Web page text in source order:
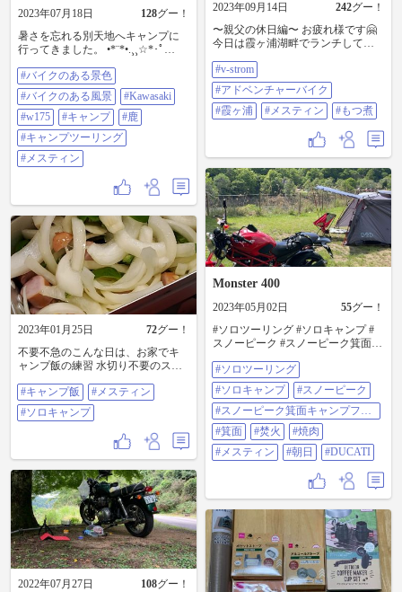
🤢 今まで会社の健康診断で引っか
かることなんて無かったもんだか
らショックだわぁ😱 身長も縮ん
で…これがアラフィフってヤツか
ぁ😮‍💨 気持ちは『永遠の27歳』なん
だけど…流石にもう通用しなそう
だなぁ🤔 まぁクヨクヨしてもしょ
うがねえ、やりたいことやって早
死したほうが性に合ってるかな😁
👍 さっ！食後のコーヒータイムで
も楽しむとしますか🤠👍 #利根川ゆ
うゆう公園 #v-strom #アドベンチャ
2023年09月14日 242グー！
〜親父の休日編〜 お疲れ様です🤗
今日は霞ヶ浦湖畔でランチしてま
ていた、スーパーで買ったもつ煮
𓃟……衝撃の事実が発覚‼️ 「賞味
期限切れてんじゃん⁉️😱😱😱」 ま
ぁ、家じゃもつ煮なんか喰うのは
ゃ、ほっとけば期限切れるわな😂
ングへ🏍💨 今日も天気良くて暑い
けど、水辺を走っていれば風も気
持ちいいし、休憩に良さげな東屋
を発見し、ここでランチとします
😁👍 メスティンで白飯炊いて、温
めたもつ煮にネギと豆腐を追加ト
ッピング〜🤤 七味の効いたもつ煮
ダラ流しながらかっ喰らう……🤤
……もぅ～さいっくぅ〜〜〜です
🤤 あぁ〜、帰りたくない🤣 もうし
ばらく休んでいこ😁 #v-strom #アド
ベンチャーバイク #霞ヶ浦 #メステ
#v-strom
#アドベンチャーバイク
#霞ヶ浦
#メスティン #もつ煮
2023年07月18日 128グー！
暑さを忘れる別天地へキャンプに
行ってきました。 •*¨*•.¸¸☆*･ﾟ
たり、星空見たり… 初めてメステ
ィンでご飯も炊きました。 80点の
出来栄えです(⸝⸝ ´艸`⸝⸝) #バイクの
ある景色 #バイクのある風景
#Kawasaki #W175 #キャンプ #鹿 #キ
ャンプツーリング #メスティン
#バイクのある景色
#バイクのある風景
#Kawasaki
#w175
#キャンプ
#鹿
#キャンプツーリング
#メスティン
Monster 400
2023年05月02日 55グー！
#ソロツーリング #ソロキャンプ #
スノーピーク #スノーピーク箕面キ
肉 #メスティン #朝日 #DUCATI
#ソロツーリング
#ソロキャンプ
#スノーピーク
#スノーピーク箕面キャンプフィ
ールド
#箕面 #焚火
#焼肉
#メスティン
#朝日 #DUCATI
2023年01月25日 72グー！
不要不急のこんな日は、お家でキ
ャンプ飯の練習 水切り不要のスパ
ク、玉ねぎ、ピーマン、ウインナ
ーを炒めるのだか、固形燃料なの
で時間配分が肝要 スパゲッティが
茹で上がり、水分がなくなってき
たらケチャップ、ウスターソー
ス、塩コショーの特製ソースで 調
理時間15分のナポリタンの完成だ
麺の硬さがアルデンテでちょうど
よい🎵 #キャンプ飯 #メスティン #
ソロキャンプ
#キャンプ飯
#メスティン
#ソロキャンプ
2022年07月27日 108グー！